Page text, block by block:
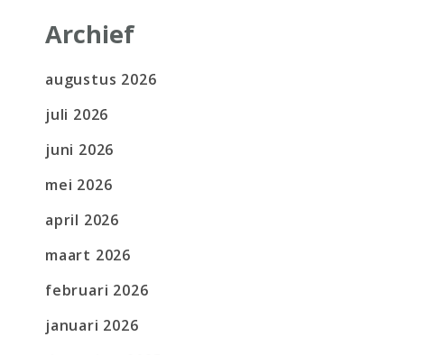
Archief
augustus 2026
juli 2026
juni 2026
mei 2026
april 2026
maart 2026
februari 2026
januari 2026